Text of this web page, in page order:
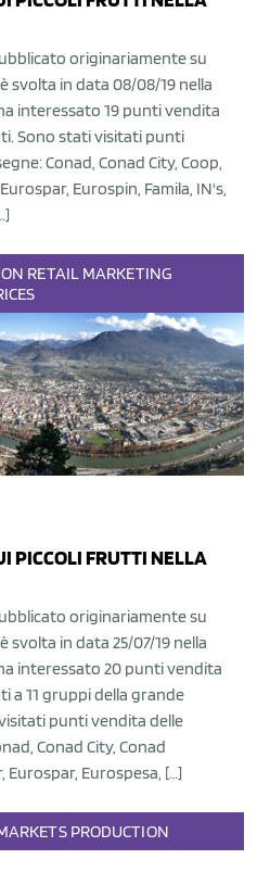
originariamente su
svolta in data 08/08/19 nella
interessato 19 punti vendita
Sono stati visitati punti
Conad, Conad City, Coop,
Eurospin, Famila, IN's,
RETAIL MARKETING
PICCOLI FRUTTI NELLA
originariamente su
svolta in data 25/07/19 nella
interessato 20 punti vendita
a 11 gruppi della grande
punti vendita delle
Conad City, Conad
Eurospar, Eurospesa, […]
PRODUCTION